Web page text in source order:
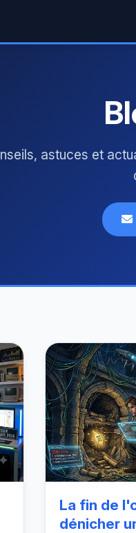
astuces et
La fin de
dénicher